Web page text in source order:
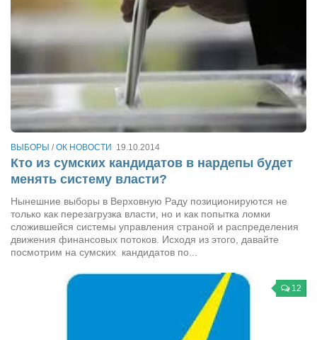
Багетный двор
МАГАЗИН СТИХОВ НА ЗАКАЗ
«Павел» — магазин мужской одежды
Туризм
«Траверс» — экипировочный центр
Александр Гвоздик
Александр Кугук
Евгений Касьяненко
Сергей Коноз
Звукорежиссёры
ВЫБОРЫ /ОК НОВОСТИ 19.10.2014
Кто из сумских кандидатов в нардепы будет
менять систему власти?
Нынешние выборы в Верховную Раду позиционируются не
только как перезагрузка власти, но и как попытка ломки
сложившейся системы управления страной и распределения
движения финансовых потоков. Исходя из этого, давайте
посмотрим на сумских кандидатов по...
12